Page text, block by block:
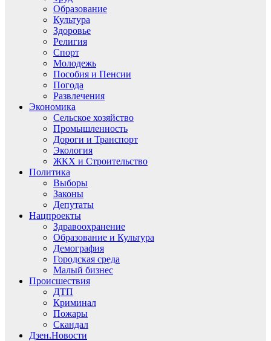
Образование
Культура
Здоровье
Религия
Спорт
Молодежь
Пособия и Пенсии
Погода
Развлечения
Экономика
Сельское хозяйство
Промышленность
Дороги и Транспорт
Экология
ЖКХ и Строительство
Политика
Выборы
Законы
Депутаты
Нацпроекты
Здравоохранение
Образование и Культура
Демография
Городская среда
Малый бизнес
Происшествия
ДТП
Криминал
Пожары
Скандал
Дзен.Новости